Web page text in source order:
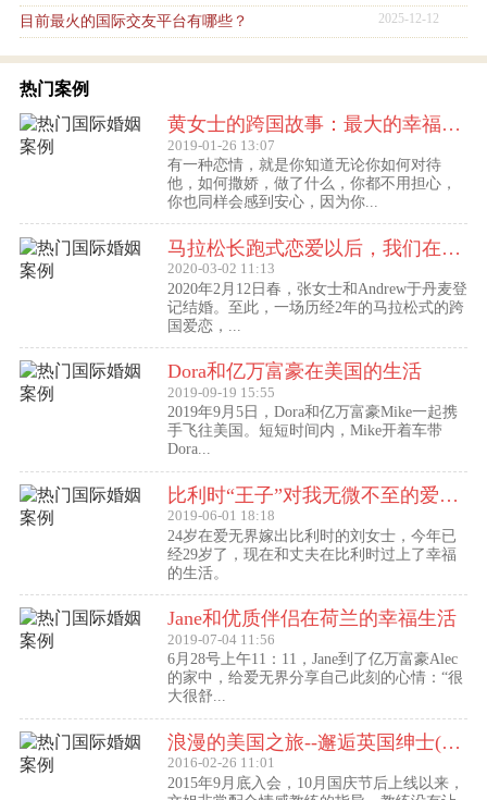
目前最火的国际交友平台有哪些？ 2025-12-12
热门案例
黄女士的跨国故事：最大的幸福便是有一个白马王子一直默默等着自己
2019-01-26 13:07
有一种恋情，就是你知道无论你如何对待
他，如何撒娇，做了什么，你都不用担心，
你也同样会感到安心，因为你...
马拉松长跑式恋爱以后，我们在丹麦登记结婚了
2020-03-02 11:13
2020年2月12日春，张女士和Andrew于丹麦登
记结婚。至此，一场历经2年的马拉松式的跨
国爱恋，...
Dora和亿万富豪在美国的生活
2019-09-19 15:55
2019年9月5日，Dora和亿万富豪Mike一起携
手飞往美国。短短时间内，Mike开着车带
Dora...
比利时“王子”对我无微不至的爱（爱无界刘女士的海外生活）
2019-06-01 18:18
24岁在爱无界嫁出比利时的刘女士，今年已
经29岁了，现在和丈夫在比利时过上了幸福
的生活。
Jane和优质伴侣在荷兰的幸福生活
2019-07-04 11:56
6月28号上午11：11，Jane到了亿万富豪Alec
的家中，给爱无界分享自己此刻的心情：“很
大很舒...
浪漫的美国之旅--邂逅英国绅士(文姐与Kent的见面动态）
2016-02-26 11:01
2015年9月底入会，10月国庆节后上线以来，